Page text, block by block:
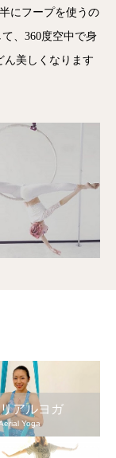
にフープを使うの
、360度空中で身
ん美しくなります
アルヨガ
Yoga